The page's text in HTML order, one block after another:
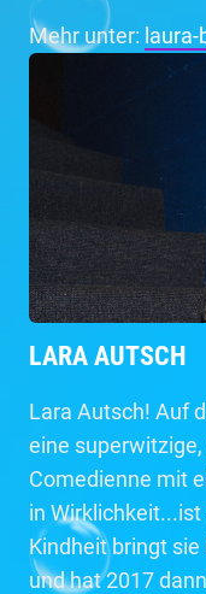
Mehr unter:
LARA AUTSCH
Lara Autsch! Auf
eine
Comedienne mit
in
Kindheit bringt
und hat 2017